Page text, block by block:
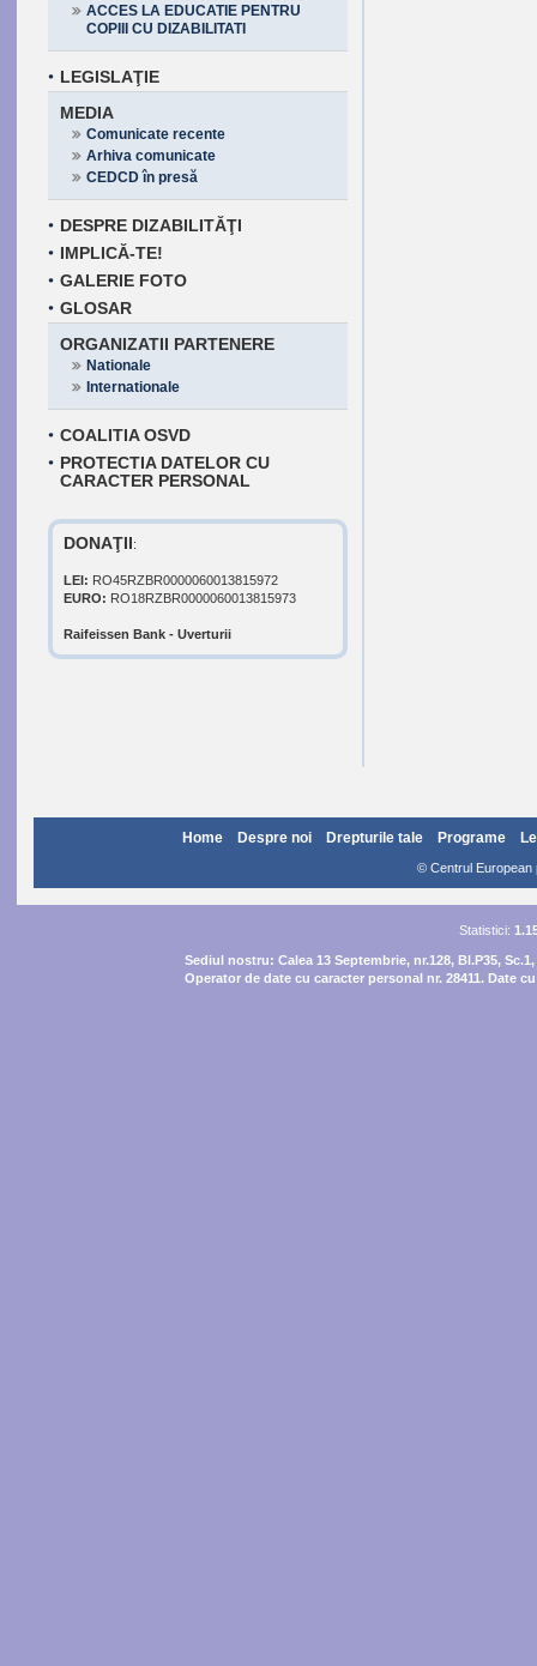
ACCES LA EDUCATIE PENTRU
COPIII CU DIZABILITATI
LEGISLAŢIE
MEDIA
Comunicate recente
Arhiva comunicate
CEDCD în presă
DESPRE DIZABILITĂŢI
IMPLICĂ-TE!
GALERIE FOTO
GLOSAR
ORGANIZATII PARTENERE
Nationale
Internationale
COALITIA OSVD
PROTECTIA DATELOR CU
CARACTER PERSONAL
DONAŢII:
LEI: RO45RZBR0000060013815972
EURO: RO18RZBR0000060013815973
Raifeissen Bank - Uverturii
Home Despre noi Drepturile tale Programe
© Centrul European
Statistici:
Sediul nostru: Calea 13 Septembrie, nr.128, Bl.P35,
Operator de date cu caracter personal nr. 28411. Date